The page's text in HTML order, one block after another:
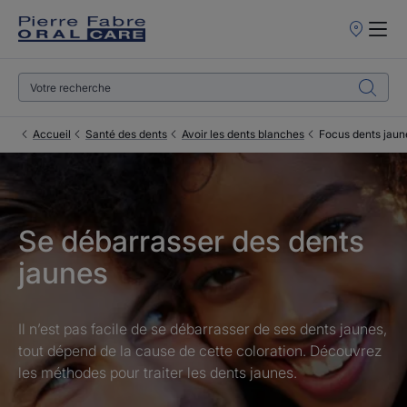
Points
Accueil Santé des dents Avoir les dents blanches Focus dents
Se débarrasser des dents
jaunes
Il n’est pas facile de se débarrasser de ses dents jaunes,
tout dépend de la cause de cette coloration. Découvrez
les méthodes pour traiter les dents jaunes.